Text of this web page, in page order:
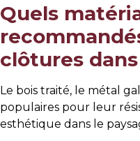
Quels
clôtures
Le bois traité, le métal
populaires pour leur
esthétique dans le